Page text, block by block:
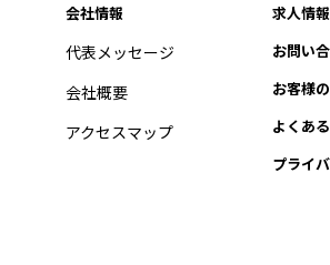
会社情報
代表メッセージ
会社概要
アクセスマップ
求人情報
お問い
お客様
よくあ
プライ